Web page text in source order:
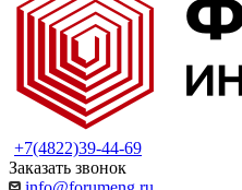
+7(4822)39-44-69
Заказать звонок